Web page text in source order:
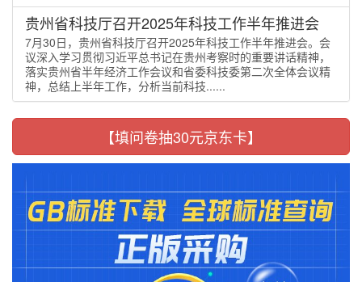
贵州省科技厅召开2025年科技工作半年推进会
7月30日，贵州省科技厅召开2025年科技工作半年推进会。会
议深入学习贯彻习近平总书记在贵州考察时的重要讲话精神，
落实贵州省半年经济工作会议和省委科技委第二次全体会议精
神，总结上半年工作，分析当前科技......
【填问卷抽30元京东卡】